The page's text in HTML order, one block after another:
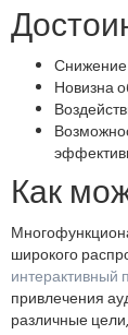
Снижение
Новизна
Как
широкого
интерактивный
привлечения
различные